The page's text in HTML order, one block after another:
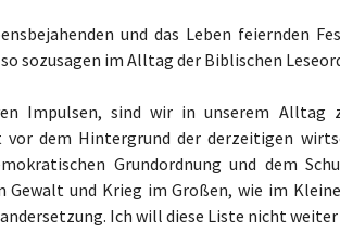
und das Leben feiernden
sozusagen im Alltag der Biblischen
Impulsen, sind wir in unserem Alltag
vor dem Hintergrund der derzeitigen
Grundordnung und dem
Gewalt und Krieg im Großen, wie im
Ich will diese Liste nicht